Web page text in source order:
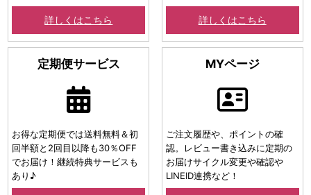
詳しくはこちら 詳しくはこちら
定期便サービス
お得な定期便では送料無料＆初
回半額と2回目以降も30％OFF
でお届け！継続特典サービスも
あり♪
MYページ
ご注文履歴や、ポイントの確
認。レビュー書き込みに定期の
お届けサイクル変更や確認や
LINEID連携など！